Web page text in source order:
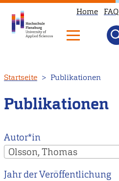
zum
Inhalt
Home FAQ
Startseite Publikationen
Publikationen
Autor*in
Olsson, Thomas
Jahr der Veröffentlichung